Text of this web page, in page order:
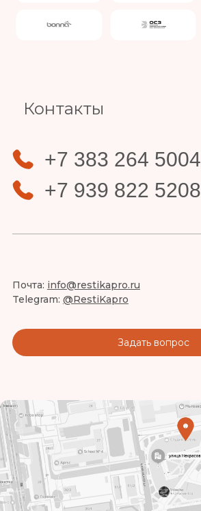
Контакты
+7 383 264 5004
+7 939 822 5208
Почта: info@restikapro.ru
Telegram: @RestiKapro
Задать вопрос